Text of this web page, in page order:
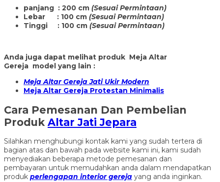
panjang : 200 cm (Sesuai Permintaan)
Lebar : 100 cm (Sesuai Permintaan)
Tinggi : 100 cm (Sesuai Permintaan)
Anda juga dapat melihat produk Meja Altar
Gereja model yang lain :
Meja Altar Gereja Jati Ukir Modern
Meja Altar Gereja Protestan Minimalis
Cara Pemesanan Dan Pembelian
Produk Altar Jati Jepara
Silahkan menghubungi kontak kami yang sudah tertera di
bagian atas dan bawah pada website kami ini, kami sudah
menyediakan beberapa metode pemesanan dan
pembayaran untuk memudahkan anda dalam mendapatkan
produk perlengapan interior gereja yang anda inginkan.